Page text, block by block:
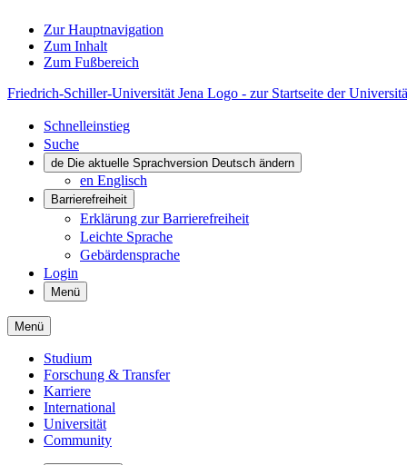
Zur Hauptnavigation
Zum Inhalt
Zum Fußbereich
Friedrich-Schiller-Universität Jena Logo - zur Startseite der
Schnelleinstieg
Suche
de Die aktuelle Sprachversion Deutsch ändern
en Englisch
Barrierefreiheit
Erklärung zur Barrierefreiheit
Leichte Sprache
Gebärdensprache
Login
Menü
Menü
Studium
Forschung & Transfer
Karriere
International
Universität
Community